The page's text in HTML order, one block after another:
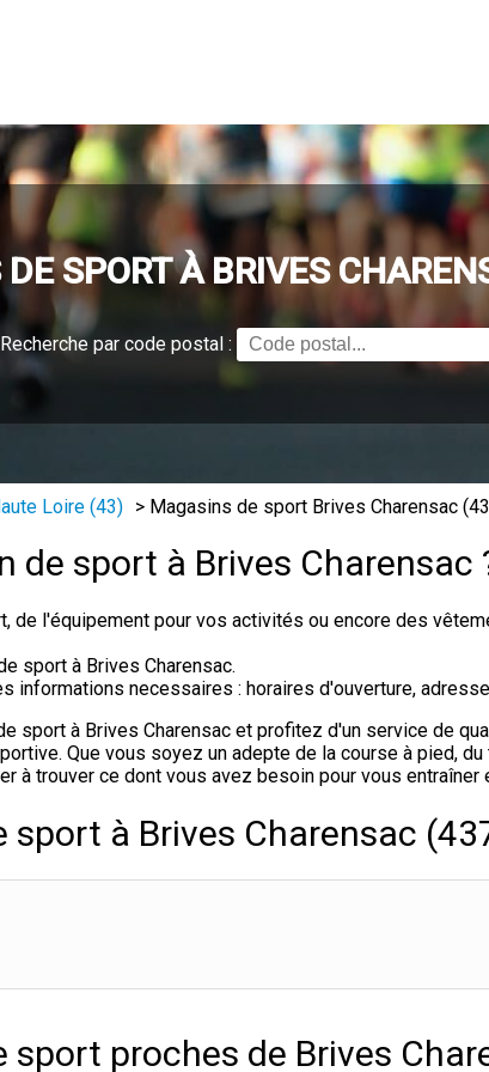
SPORT À BRIVES
Recherche par code postal :
Loire (43) > Magasins de sport Brives Charensac
de sport à Brives Charensac
de l'équipement pour vos activités ou encore des
sport à Brives Charensac.
informations necessaires : horaires d'ouverture,
sport à Brives Charensac et profitez d'un service de
Que vous soyez un adepte de la course à pied,
à trouver ce dont vous avez besoin pour vous entraîner
sport à Brives Charensac
sport proches de Brives